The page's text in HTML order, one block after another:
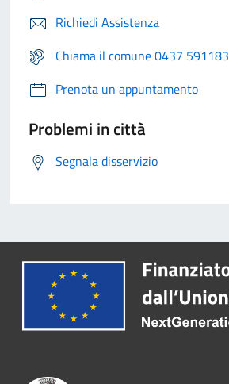
Richiedi Assistenza
Chiama il comune 0437 591183
Prenota un appuntamento
Problemi in città
Segnala disservizio